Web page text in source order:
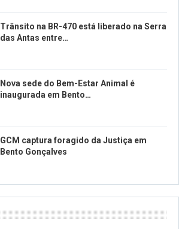
Trânsito na BR-470 está liberado na Serra
das Antas entre…
Nova sede do Bem-Estar Animal é
inaugurada em Bento…
GCM captura foragido da Justiça em
Bento Gonçalves